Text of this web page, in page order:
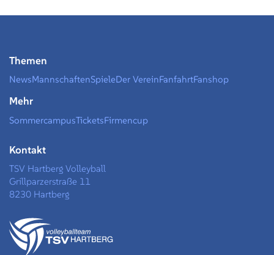
Themen
NewsMannschaftenSpieleDer VereinFanfahrtFanshop
Mehr
SommercampusTicketsFirmencup
Kontakt
TSV Hartberg Volleyball
Grillparzerstraße 11
8230 Hartberg